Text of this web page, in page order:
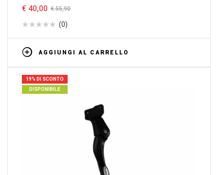
€55,90
€ 40,00
(0)
AGGIUNGI AL CARRELLO
19% DI SCONTO
DISPONIBILE